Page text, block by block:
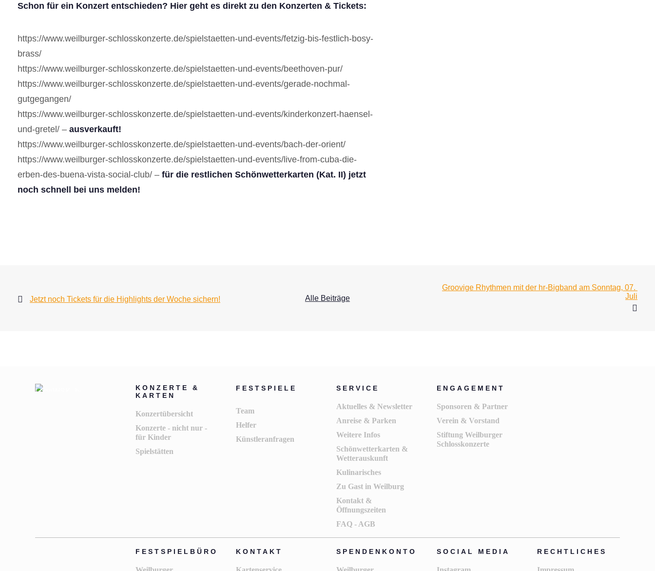
Schon für ein Konzert entschieden? Hier geht es direkt zu den Konzerten & Tickets:
https://www.weilburger-schlosskonzerte.de/spielstaetten-und-events/fetzig-bis-festlich-bosy-
brass/
https://www.weilburger-schlosskonzerte.de/spielstaetten-und-events/beethoven-pur/
https://www.weilburger-schlosskonzerte.de/spielstaetten-und-events/gerade-nochmal-
gutgegangen/
https://www.weilburger-schlosskonzerte.de/spielstaetten-und-events/kinderkonzert-haensel-
und-gretel/ – ausverkauft!
https://www.weilburger-schlosskonzerte.de/spielstaetten-und-events/bach-der-orient/
https://www.weilburger-schlosskonzerte.de/spielstaetten-und-events/live-from-cuba-die-
erben-des-buena-vista-social-club/ – für die restlichen Schönwetterkarten (Kat. II) jetzt
noch schnell bei uns melden!
Jetzt noch Tickets für die Highlights der Woche sichern! Alle Beiträge
Groovige Rhythmen mit der hr-Bigband am Sonntag, 07.
Juli
KONZERTE &
KARTEN
Konzertübersicht
Konzerte - nicht nur -
für Kinder
Spielstätten
FESTSPIELE
Team
Helfer
Künstleranfragen
SERVICE
Aktuelles & Newsletter
Anreise & Parken
Weitere Infos
Schönwetterkarten &
Wetterauskunft
Kulinarisches
Zu Gast in Weilburg
Kontakt &
Öffnungszeiten
FAQ - AGB
ENGAGEMENT
Sponsoren & Partner
Verein & Vorstand
Stiftung Weilburger
Schlosskonzerte
FESTSPIELBÜRO KONTAKT SPENDENKONTO SOCIAL MEDIA RECHTLICHES